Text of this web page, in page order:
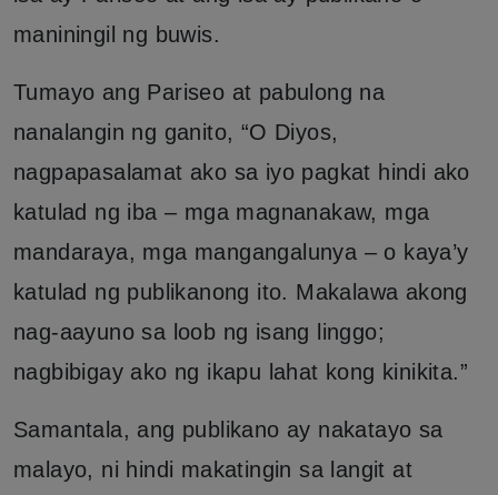
maniningil ng buwis.
Tumayo ang Pariseo at pabulong na
nanalangin ng ganito, “O Diyos,
nagpapasalamat ako sa iyo pagkat hindi ako
katulad ng iba – mga magnanakaw, mga
mandaraya, mga mangangalunya – o kaya’y
katulad ng publikanong ito. Makalawa akong
nag-aayuno sa loob ng isang linggo;
nagbibigay ako ng ikapu lahat kong kinikita.”
Samantala, ang publikano ay nakatayo sa
malayo, ni hindi makatingin sa langit at